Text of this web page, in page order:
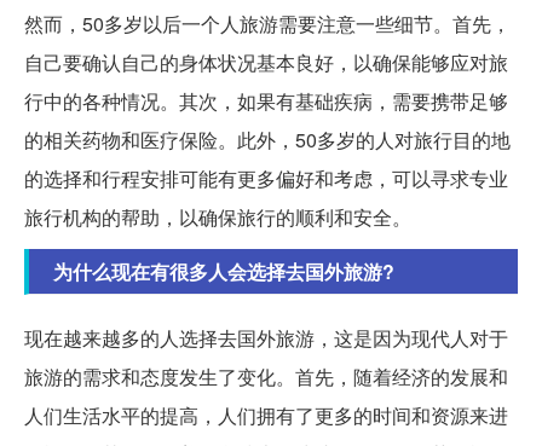
然而，50多岁以后一个人旅游需要注意一些细节。首先，
自己要确认自己的身体状况基本良好，以确保能够应对旅
行中的各种情况。其次，如果有基础疾病，需要携带足够
的相关药物和医疗保险。此外，50多岁的人对旅行目的地
的选择和行程安排可能有更多偏好和考虑，可以寻求专业
旅行机构的帮助，以确保旅行的顺利和安全。
为什么现在有很多人会选择去国外旅游?
现在越来越多的人选择去国外旅游，这是因为现代人对于
旅游的需求和态度发生了变化。首先，随着经济的发展和
人们生活水平的提高，人们拥有了更多的时间和资源来进